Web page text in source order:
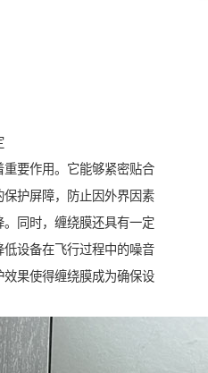
要作用。它能够紧密贴合
护屏障，防止因外界因素
同时，缠绕膜还具有一定
设备在飞行过程中的噪音
果使得缠绕膜成为确保设